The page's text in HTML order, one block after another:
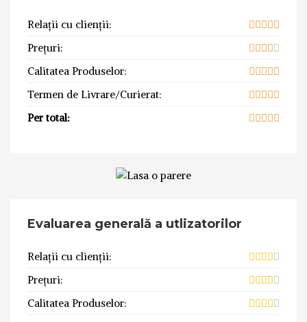
Relații cu clienții:
Prețuri:
Calitatea Produselor:
Termen de Livrare/Curierat:
Per total:
Evaluarea generală a utlizatorilor
Relații cu clienții:
Prețuri:
Calitatea Produselor: